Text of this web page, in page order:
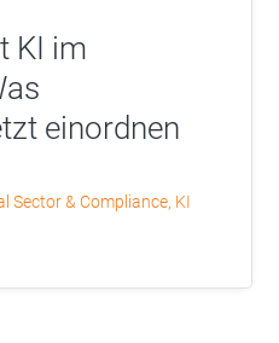
KI im
einordnen
Sector & Compliance, KI